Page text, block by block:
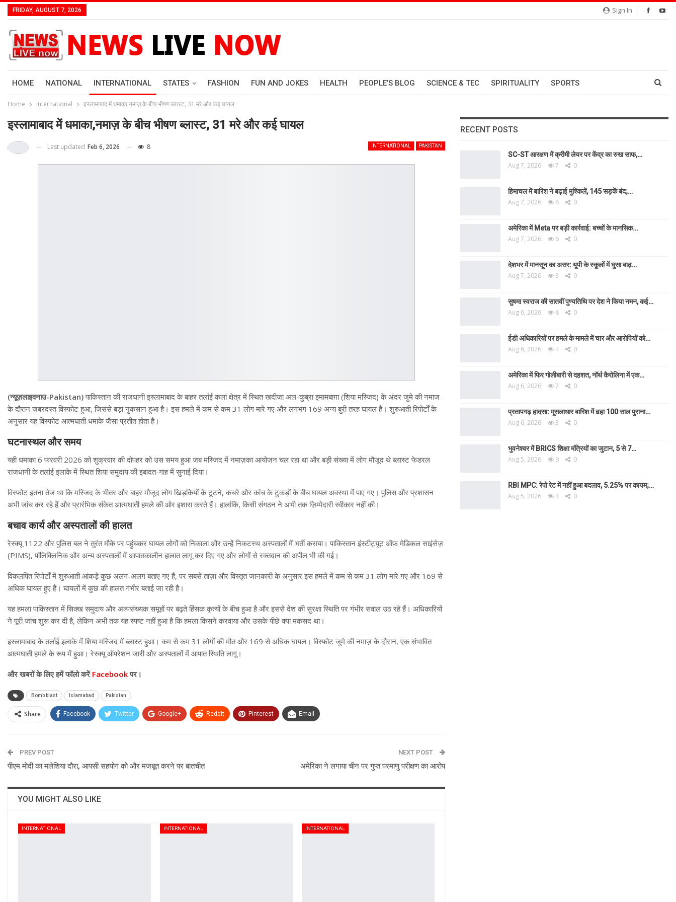
Sign In
FRIDAY, AUGUST 7, 2026
HOME NATIONAL INTERNATIONAL STATES FASHION FUN AND JOKES HEALTH PEOPLE’S BLOG SCIENCE & TEC SPIRITUALITY SPORTS
Home International इस्लामाबाद में धमाका,नमाज़ के बीच भीषण ब्लास्ट, 31 मरे और कई घायल
इस्लामाबाद में धमाका,नमाज़ के बीच भीषण ब्लास्ट, 31 मरे और कई घायल
INTERNATIONAL PAKISTAN
Last updated Feb 6, 2026 8
(न्यूज़लाइवनाउ-Pakistan)पाकिस्तान की राजधानी इस्लामाबाद के बाहर तर्लाई कलां क्षेत्र में स्थित खदीजा अल-कुब्रा इमामबाग़ा (शिया मस्जिद) के अंदर जुमे की नमाज
के दौरान जबरदस्त विस्फोट हुआ, जिससे बड़ा नुकसान हुआ है। इस हमले में कम से कम 31 लोग मारे गए और लगभग 169 अन्य बुरी तरह घायल हैं। शुरुआती रिपोर्टों के
अनुसार यह विस्फोट आत्मघाती धमाके जैसा प्रतीत होता है।
घटनास्थल और समय
यही धमाका 6 फरवरी 2026 को शुक्रवार की दोपहर को उस समय हुआ जब मस्जिद में नमाज़का आयोजन चल रहा था और बड़ी संख्या में लोग मौजूद थे ब्लास्ट फेडरल
राजधानी के तर्लाई इलाके में स्थित शिया समुदाय की इबादत-गाह में सुनाई दिया।
विस्फोट इतना तेज था कि मस्जिद के भीतर और बाहर मौजूद लोग खिड़कियों के टूटने, कचरे और कांच के टुकड़ों के बीच घायल अवस्था में पाए गए। पुलिस और प्रशासन
अभी जांच कर रहे हैं और प्रारंभिक संकेत आत्मघाती हमले की ओर इशारा करते हैं। हालांकि, किसी संगठन ने अभी तक ज़िम्मेदारी स्वीकार नहीं की।
बचाव कार्य और अस्पतालों की हालत
रेस्क्यू 1122 और पुलिस बल ने तुरंत मौके पर पहुंचकर घायल लोगों को निकाला और उन्हें निकटस्थ अस्पतालों में भर्ती कराया। पाकिस्तान इंस्टीट्यूट ऑफ़ मेडिकल साइंसेज़
(PIMS), पॉलिक्लिनिक और अन्य अस्पतालों में आपातकालीन हालात लागू कर दिए गए और लोगों से रक्तदान की अपील भी की गई।
विकलपित रिपोर्टों में शुरुआती आंकड़े कुछ अलग-अलग बताए गए हैं, पर सबसे ताज़ा और विस्तृत जानकारी के अनुसार इस हमले में कम से कम 31 लोग मारे गए और 169 से
अधिक घायल हुए हैं। घायलों में कुछ की हालत गंभीर बताई जा रही है।
यह हमला पाकिस्तान में सिक्ख समुदाय और अल्पसंख्यक समूहों पर बढ़ते हिंसक कृत्यों के बीच हुआ है और इससे देश की सुरक्षा स्थिति पर गंभीर सवाल उठ रहे हैं। अधिकारियों
ने पूरी जांच शुरू कर दी है, लेकिन अभी तक यह स्पष्ट नहीं हुआ है कि हमला किसने करवाया और उसके पीछे क्या मकसद था।
इस्लामाबाद के तर्लाई इलाके में शिया मस्जिद में ब्लास्ट हुआ। कम से कम 31 लोगों की मौत और 169 से अधिक घायल। विस्फोट जुमे की नमाज़ के दौरान, एक संभावित
आत्मघाती हमले के रूप में हुआ। रेस्क्यू ऑपरेशन जारी और अस्पतालों में आपात स्थिति लागू।
और खबरों के लिए हमें फॉलो करेंFacebookपर।
Bomb blast Islamabad Pakistan
Share Facebook Twitter Google+ ReddIt Pinterest Email
PREV POST
पीएम मोदी का मलेशिया दौरा, आपसी सहयोग को और मजबूत करने पर बातचीत
NEXT POST
अमेरिका ने लगाया चीन पर गुप्त परमाणु परीक्षण का आरोप
YOU MIGHT ALSO LIKE
INTERNATIONAL INTERNATIONAL INTERNATIONAL
RECENT POSTS
SC-ST आरक्षण में क्रीमी लेयर पर केंद्र का रुख साफ,…
Aug 7, 2026 7 0
हिमाचल में बारिश ने बढ़ाई मुश्किलें, 145 सड़कें बंद;…
Aug 7, 2026 6 0
अमेरिका में Meta पर बड़ी कार्रवाई: बच्चों के मानसिक…
Aug 7, 2026 6 0
देशभर में मानसून का असर: यूपी के स्कूलों में घुसा बाढ़…
Aug 7, 2026 3 0
सुषमा स्वराज की सातवीं पुण्यतिथि पर देश ने किया नमन, कई…
Aug 6, 2026 8 0
ईडी अधिकारियों पर हमले के मामले में चार और आरोपियों को…
Aug 6, 2026 4 0
अमेरिका में फिर गोलीबारी से दहशत, नॉर्थ कैरोलिना में एक…
Aug 6, 2026 7 0
प्रतापगढ़ हादसा: मूसलाधार बारिश में ढहा 100 साल पुराना…
Aug 6, 2026 3 0
भुवनेश्वर में BRICS शिक्षा मंत्रियों का जुटान, 5 से 7…
Aug 5, 2026 9 0
RBI MPC: रेपो रेट में नहीं हुआ बदलाव, 5.25% पर कायम;…
Aug 5, 2026 3 0